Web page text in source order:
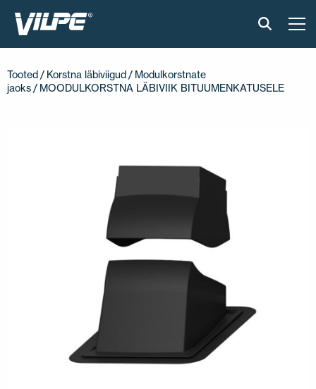
VÕTA MEIEGA ÜHENDUST
SV SV-FI LT
Tooted / Korstna läbiviigud / Modulkorstnate
jaoks / MOODULKORSTNA LÄBIVIIK BITUUMENKATUSELE